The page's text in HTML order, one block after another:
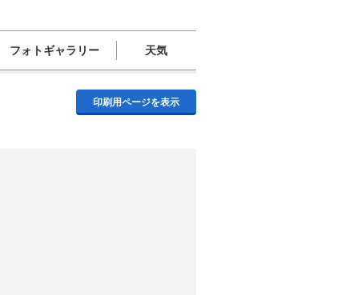
フォトギャラリー 天気
印刷用ページを表示